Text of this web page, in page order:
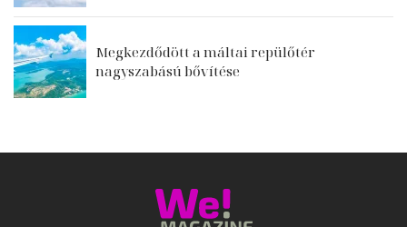
Megkezdődött a máltai repülőtér
nagyszabású bővítése